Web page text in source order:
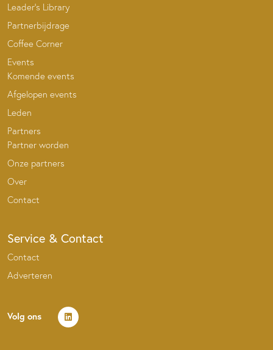
Leader’s Library
Partnerbijdrage
Coffee Corner
Events
Komende events
Afgelopen events
Leden
Partners
Partner worden
Onze partners
Over
Contact
Service & Contact
Contact
Adverteren
Volg ons